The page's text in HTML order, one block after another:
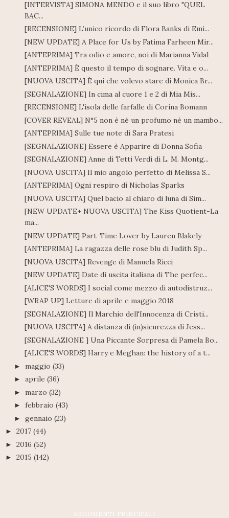
[INTERVISTA] SIMONA MENDO e il suo libro "QUEL
BAC...
[RECENSIONE] L’unico ricordo di Flora Banks di Emi...
[NEW UPDATE] A Place for Us by Fatima Farheen Mir...
[ANTEPRIMA] Tra odio e amore, noi di Marianna Vidal
[ANTEPRIMA] È questo il tempo di sognare. Vita e o...
[NUOVA USCITA] È qui che volevo stare di Monica Br...
[SEGNALAZIONE] In cima al cuore 1 e 2 di Mia Mis...
[RECENSIONE] L'isola delle farfalle di Corina Bomann
[COVER REVEAL] N°5 non è né un profumo né un mambo...
[ANTEPRIMA] Sulle tue note di Sara Pratesi
[SEGNALAZIONE] Essere è Apparire di Donna Sofia
[SEGNALAZIONE] Anne di Tetti Verdi di L. M. Montg...
[NUOVA USCITA] Il mio angolo perfetto di Melissa S...
[ANTEPRIMA] Ogni respiro di Nicholas Sparks
[NUOVA USCITA] Quel bacio al chiaro di luna di Sim...
[NEW UPDATE+ NUOVA USCITA] The Kiss Quotient-La
ma...
[NEW UPDATE] Part-Time Lover by Lauren Blakely
[ANTEPRIMA] La ragazza delle rose blu di Judith Sp...
[NUOVA USCITA] Revenge di Manuela Ricci
[NEW UPDATE] Date di uscita italiana di The perfec...
[ALICE'S WORDS] I social come mezzo di autodistruz...
[WRAP UP] Letture di aprile e maggio 2018
[SEGNALAZIONE] Il Marchio dell'Innocenza di Cristi...
[NUOVA USCITA] A distanza di (in)sicurezza di Jess...
[SEGNALAZIONE ] Una Piccante Sorpresa di Pamela Bo...
[ALICE'S WORDS] Harry e Meghan: the history of a t...
► maggio (33)
► aprile (36)
► marzo (32)
► febbraio (43)
► gennaio (23)
► 2017 (44)
► 2016 (52)
► 2015 (142)
ARGOMENTI PRINCIPALI